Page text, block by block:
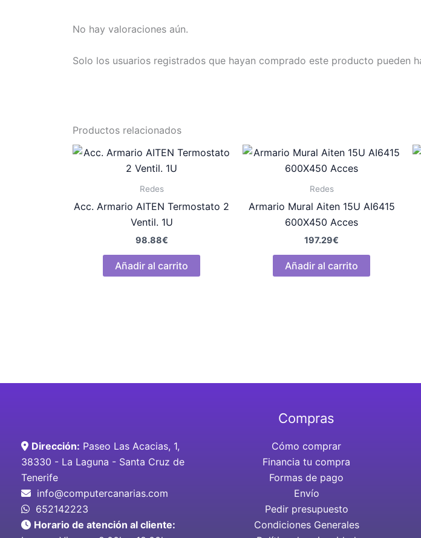
No hay valoraciones aún.
Solo los usuarios registrados que hayan comprado este producto pueden
Productos relacionados
Redes
Acc. Armario AITEN Termostato 2
Ventil. 1U
98.88€
Añadir al carrito
Redes
Armario Mural Aiten 15U AI6415
600X450 Acces
197.29€
Añadir al carrito
Dirección: Paseo Las Acacias, 1,
38330 - La Laguna - Santa Cruz de
Tenerife
info@computercanarias.com
652142223
Horario de atención al cliente:
Compras
Cómo comprar
Financia tu compra
Formas de pago
Envío
Pedir presupuesto
Condiciones Generales